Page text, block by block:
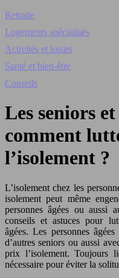
Retraite
Logements spécialisés
Activités et loisirs
Santé et bien-être
Conseils
Les seniors
comment
l’isolement ?
L’isolement chez les
isolement peut même
personnes âgées ou aussi
conseils et astuces pour
âgées. Les personnes
d’autres seniors ou aussi
prix l’isolement. Toujours
nécessaire pour éviter la